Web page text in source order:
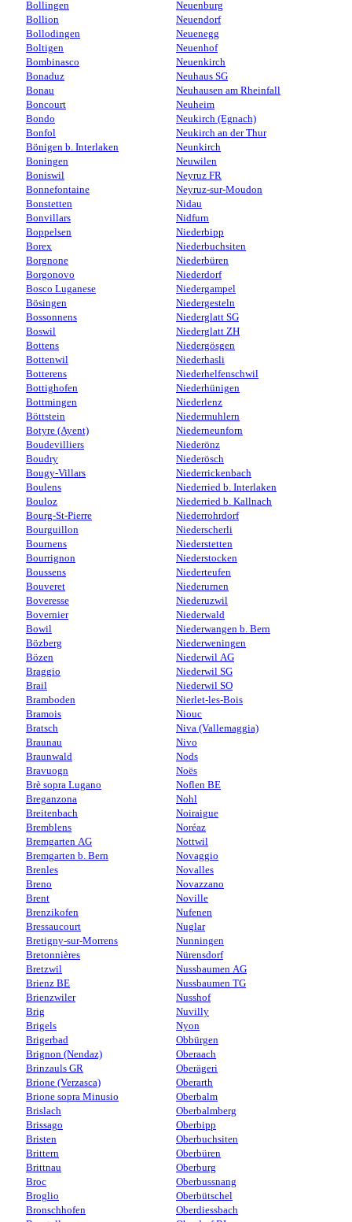
Bollingen
Bollion
Bollodingen
Boltigen
Bombinasco
Bonaduz
Bonau
Boncourt
Bondo
Bonfol
Bönigen b. Interlaken
Boningen
Boniswil
Bonnefontaine
Bonstetten
Bonvillars
Boppelsen
Borex
Borgnone
Borgonovo
Bosco Luganese
Bösingen
Bossonnens
Boswil
Bottens
Bottenwil
Botterens
Bottighofen
Bottmingen
Böttstein
Botyre (Ayent)
Boudevilliers
Boudry
Bougy-Villars
Boulens
Bouloz
Bourg-St-Pierre
Bourguillon
Bournens
Bourrignon
Boussens
Bouveret
Boveresse
Bovernier
Bowil
Bözberg
Bözen
Braggio
Brail
Bramboden
Bramois
Bratsch
Braunau
Braunwald
Bravuogn
Brè sopra Lugano
Breganzona
Breitenbach
Bremblens
Bremgarten AG
Bremgarten b. Bern
Brenles
Breno
Brent
Brenzikofen
Bressaucourt
Bretigny-sur-Morrens
Bretonnières
Bretzwil
Brienz BE
Brienzwiler
Brig
Brigels
Brigerbad
Brignon (Nendaz)
Brinzauls GR
Brione (Verzasca)
Brione sopra Minusio
Brislach
Brissago
Bristen
Brittern
Brittnau
Broc
Broglio
Bronschhofen
Neuenburg
Neuendorf
Neuenegg
Neuenhof
Neuenkirch
Neuhaus SG
Neuhausen am Rheinfall
Neuheim
Neukirch (Egnach)
Neukirch an der Thur
Neunkirch
Neuwilen
Neyruz FR
Neyruz-sur-Moudon
Nidau
Nidfurn
Niederbipp
Niederbuchsiten
Niederbüren
Niederdorf
Niedergampel
Niedergesteln
Niederglatt SG
Niederglatt ZH
Niedergösgen
Niederhasli
Niederhelfenschwil
Niederhünigen
Niederlenz
Niedermuhlern
Niederneunforn
Niederönz
Niederösch
Niederrickenbach
Niederried b. Interlaken
Niederried b. Kallnach
Niederrohrdorf
Niederscherli
Niederstetten
Niederstocken
Niederteufen
Niederurnen
Niederuzwil
Niederwald
Niederwangen b. Bern
Niederweningen
Niederwil AG
Niederwil SG
Niederwil SO
Nierlet-les-Bois
Niouc
Niva (Vallemaggia)
Nivo
Nods
Noës
Noflen BE
Nohl
Noiraigue
Noréaz
Nottwil
Novaggio
Novalles
Novazzano
Noville
Nufenen
Nuglar
Nunningen
Nürensdorf
Nussbaumen AG
Nussbaumen TG
Nusshof
Nuvilly
Nyon
Obbürgen
Oberaach
Oberägeri
Oberarth
Oberbalm
Oberbalmberg
Oberbipp
Oberbuchsiten
Oberbüren
Oberburg
Oberbussnang
Oberbütschel
Oberdiessbach